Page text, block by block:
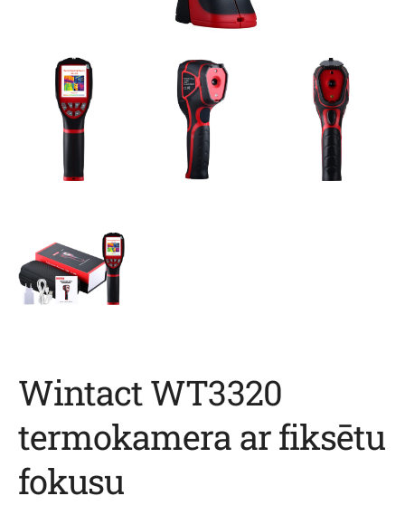
Wintact WT3320
termokamera ar fiksētu
fokusu